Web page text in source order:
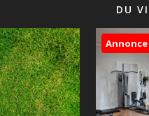
DU
Annonce